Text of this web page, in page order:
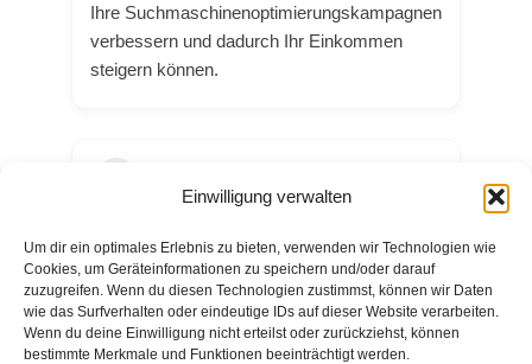
Einwilligung verwalten
Um dir ein optimales Erlebnis zu bieten, verwenden wir Technologien wie
Cookies, um Geräteinformationen zu speichern und/oder darauf
zuzugreifen. Wenn du diesen Technologien zustimmst, können wir Daten
wie das Surfverhalten oder eindeutige IDs auf dieser Website verarbeiten.
Wenn du deine Einwilligung nicht erteilst oder zurückziehst, können
bestimmte Merkmale und Funktionen beeinträchtigt werden.
Ihre Suchmaschinenoptimierungskampagnen
verbessern und dadurch Ihr Einkommen
steigern können.
Text
Website
https://adalysis.com/